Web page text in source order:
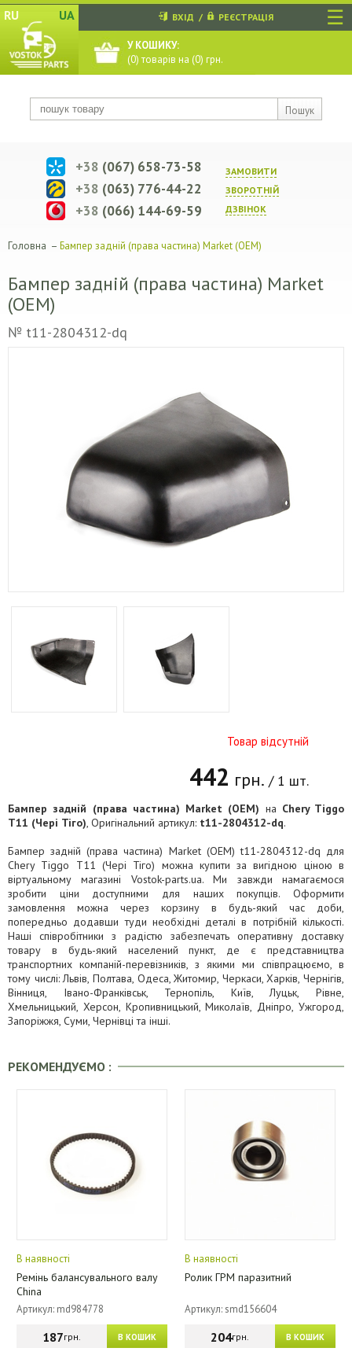
☰
RU UA
Пошук
ВХІД / РЕЄСТРАЦІЯ
У КОШИКУ:
(0) товарів на (0) грн.
ЗАМОВИТИ
ЗВОРОТНIЙ
ДЗВIНОК
+38 (067) 658-73-58
+38 (063) 776-44-22
+38 (066) 144-69-59
Головна – Бампер задній (права частина) Market (OEM)
Бампер задній (права частина) Market
(OEM)
№ t11-2804312-dq
Товар відсутній
442 грн. / 1 шт.
Бампер задній (права частина) Market (OEM) на Chery Tiggo
T11 (Чері Тіго), Оригінальний артикул: t11-2804312-dq.
Бампер задній (права частина) Market (OEM) t11-2804312-dq для
Chery Tiggo T11 (Чері Тіго) можна купити за вигідною ціною в
віртуальному магазині Vostok-parts.ua. Ми завжди намагаємося
зробити ціни доступними для наших покупців. Оформити
замовлення можна через корзину в будь-який час доби,
попередньо додавши туди необхідні деталі в потрібній кількості.
Наші співробітники з радістю забезпечать оперативну доставку
товару в будь-який населений пункт, де є представництва
транспортних компаній-перевізників, з якими ми співпрацюємо, в
тому числі: Львів, Полтава, Одеса, Житомир, Черкаси, Харків, Чернігів,
Вінниця, Івано-Франківськ, Тернопіль, Київ, Луцьк, Рівне,
Хмельницький, Херсон, Кропивницький, Миколаїв, Дніпро, Ужгород,
Запоріжжя, Суми, Чернівці та інші.
РЕКОМЕНДУЄМО :
В наявності
Ремінь балансувального валу
China
Артикул: md984778
В КОШИК
187грн.
В наявності
Ролик ГРМ паразитний
Артикул: smd156604
В КОШИК
204грн.